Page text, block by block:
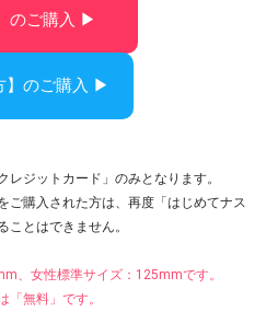
のご購入 ▶︎
】のご購入 ▶︎
ジットカード」のみとなります。
ご購入された方は、再度「はじめてナス
ことはできません。
、女性標準サイズ：125mmです。
「無料」です。